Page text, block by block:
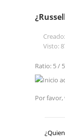
Visto:
Ratio: 5 / 5
Por